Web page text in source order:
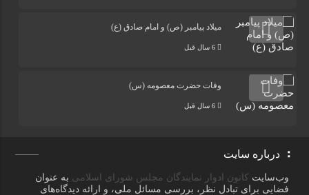
میلاد پیامبر (ص) و امام صادق (ع)
6 سال قبل
وفات حضرت معصومه (س)
6 سال قبل
درباره سایت
وب‌سایت کانون ادوار نمایندگان مجلس شورای اسلامی به عنوان
فضایی برای تبادل نظر، بررسی مسائل ملی، و ارائه دیدگاه‌های